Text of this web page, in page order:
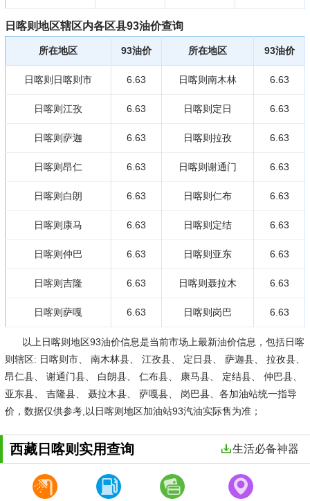
日喀则地区辖区内各区县93油价查询
所在地区 93油价 所在地区 93油价
日喀则日喀则市 6.63 日喀则南木林 6.63
日喀则江孜 6.63 日喀则定日 6.63
日喀则萨迦 6.63 日喀则拉孜 6.63
日喀则昂仁 6.63 日喀则谢通门 6.63
日喀则白朗 6.63 日喀则仁布 6.63
日喀则康马 6.63 日喀则定结 6.63
日喀则仲巴 6.63 日喀则亚东 6.63
日喀则吉隆 6.63 日喀则聂拉木 6.63
日喀则萨嘎 6.63 日喀则岗巴 6.63
以上日喀则地区93油价信息是当前市场上最新油价信息，包括日喀
则辖区: 日喀则市、 南木林县、 江孜县、 定日县、 萨迦县、 拉孜县、
昂仁县、 谢通门县、 白朗县、 仁布县、 康马县、 定结县、 仲巴县、
亚东县、 吉隆县、 聂拉木县、 萨嘎县、 岗巴县、各加油站统一指导
价，数据仅供参考,以日喀则地区加油站93汽油实际售为准；
西藏日喀则实用查询 生活必备神器